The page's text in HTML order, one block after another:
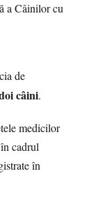
a Câinilor cu
de
câini.
medicilor
cadrul
în